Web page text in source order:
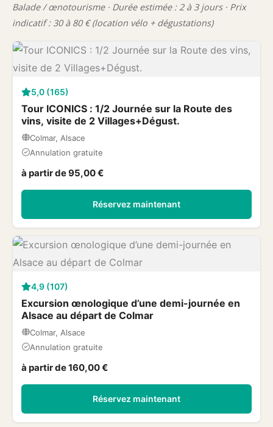
Balade / œnotourisme · Durée estimée : 2 à 3 jours · Prix
indicatif : 30 à 80 € (location vélo + dégustations)
5,0 (165)
Tour ICONICS : 1/2 Journée sur la Route des
vins, visite de 2 Villages+Dégust.
Colmar, Alsace
Annulation gratuite
à partir de 95,00 €
Réservez maintenant
4,9 (107)
Excursion œnologique d’une demi-journée en
Alsace au départ de Colmar
Colmar, Alsace
Annulation gratuite
à partir de 160,00 €
Réservez maintenant